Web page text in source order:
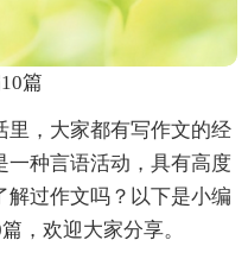
篇
里，大家都有写作文的经
一种言语活动，具有高度
解过作文吗？以下是小编
，欢迎大家分享。